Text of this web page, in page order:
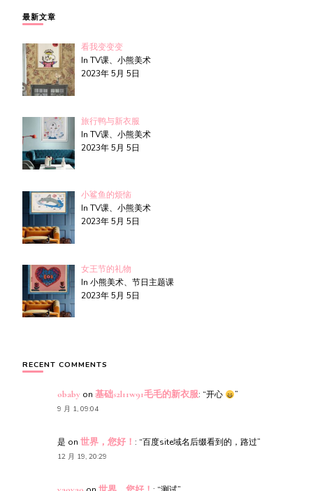
吗?
最新文章
看我变变变
In TV课、小熊美术
2023年 5月 5日
旅行鸭与新衣服
In TV课、小熊美术
2023年 5月 5日
小鲨鱼的烦恼
In TV课、小熊美术
2023年 5月 5日
女王节的礼物
In 小熊美术、节日主题课
2023年 5月 5日
RECENT COMMENTS
obaby on 基础s2l11w91毛毛的新衣服: “开心 ”
9 月 1, 09:04
是 on 世界，您好！ : “百度site域名后缀看到的，路过”
12 月 19, 20:29